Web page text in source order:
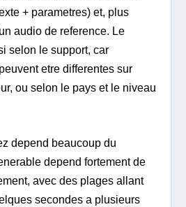
+ parametres) et, plus
audio de reference. Le
selon le support, car
etre differentes sur
ou selon le pays et le niveau
depend beaucoup du
depend fortement de
avec des plages allant
secondes a plusieurs